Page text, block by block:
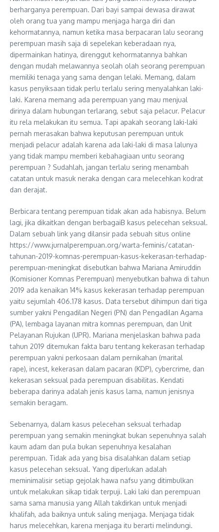
berharganya perempuan. Dari bayi sampai dewasa dirawat
oleh orang tua yang mampu menjaga harga diri dan
kehormatannya, namun ketika masa berpacaran lalu seorang
perempuan masih saja di sepelekan keberadaan nya,
dipermainkan hatinya, direnggut kehormatannya bahkan
dengan mudah melawannya seolah olah seorang perempuan
memiliki tenaga yang sama dengan lelaki. Memang, dalam
kasus penyiksaan tidak perlu terlalu sering menyalahkan laki-
laki. Karena memang ada perempuan yang mau menjual
dirinya dalam hubungan terlarang, sebut saja pelacur. Pelacur
itu rela melakukan itu semua. Tapi apakah seorang laki-laki
pernah merasakan bahwa keputusan perempuan untuk
menjadi pelacur adalah karena ada laki-laki di masa lalunya
yang tidak mampu memberi kebahagiaan untu seorang
perempuan ? Sudahlah, jangan terlalu sering menambah
catatan untuk masuk neraka dengan cara melecehkan kodrat
dan derajat.
Berbicara tentang perempuan tidak akan ada habisnya. Belum
lagi, jika dikaitkan dengan berbagaiB kasus pelecehan seksual.
Dalam sebuah link yang dilansir pada sebuah situs online
https://www.jurnalperempuan.org/warta-feminis/catatan-
tahunan-2019-komnas-perempuan-kasus-kekerasan-terhadap-
perempuan-meningkat disebutkan bahwa Mariana Amiruddin
(Komisioner Komnas Perempuan) menyebutkan bahwa di tahun
2019 ada kenaikan 14% kasus kekerasan terhadap perempuan
yaitu sejumlah 406.178 kasus. Data tersebut dihimpun dari tiga
sumber yakni Pengadilan Negeri (PN) dan Pengadilan Agama
(PA), lembaga layanan mitra komnas perempuan, dan Unit
Pelayanan Rujukan (UPR). Mariana menjelaskan bahwa pada
tahun 2019 ditemukan fakta baru tentang kekerasan terhadap
perempuan yakni perkosaan dalam pernikahan (marital
rape), incest, kekerasan dalam pacaran (KDP), cybercrime, dan
kekerasan seksual pada perempuan disabilitas. Kendati
beberapa darinya adalah jenis kasus lama, namun jenisnya
semakin beragam.
Sebenarnya, dalam kasus pelecehan seksual terhadap
perempuan yang semakin meningkat bukan sepenuhnya salah
kaum adam dan pula bukan sepenuhnya kesalahan
perempuan. Tidak ada yang bisa disalahkan dalam setiap
kasus pelecehan seksual. Yang diperlukan adalah
meminimalisir setiap gejolak hawa nafsu yang ditimbulkan
untuk melakukan sikap tidak terpuji. Laki laki dan perempuan
sama sama manusia yang Allah takdirkan untuk menjadi
khalifah, ada baiknya untuk saling menjaga. Menjaga tidak
harus melecehkan, karena menjaga itu berarti melindungi.